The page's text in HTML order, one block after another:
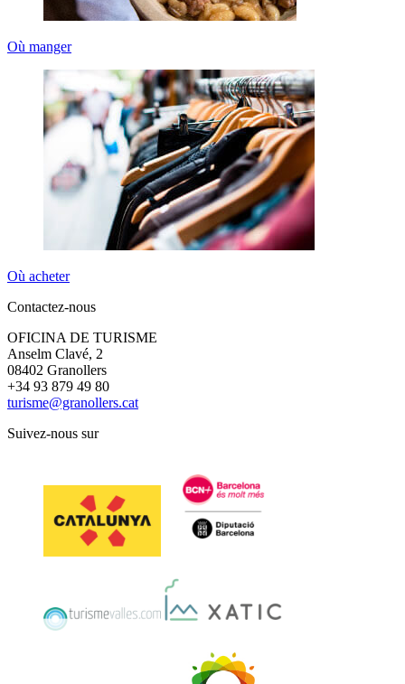
Où manger
Où acheter
Contactez-nous
OFICINA DE TURISME
Anselm Clavé, 2
08402 Granollers
+34 93 879 49 80
turisme@granollers.cat
Suivez-nous sur